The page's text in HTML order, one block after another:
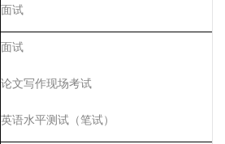
面试
面试
论文写作现场考试
英语水平测试（笔试）